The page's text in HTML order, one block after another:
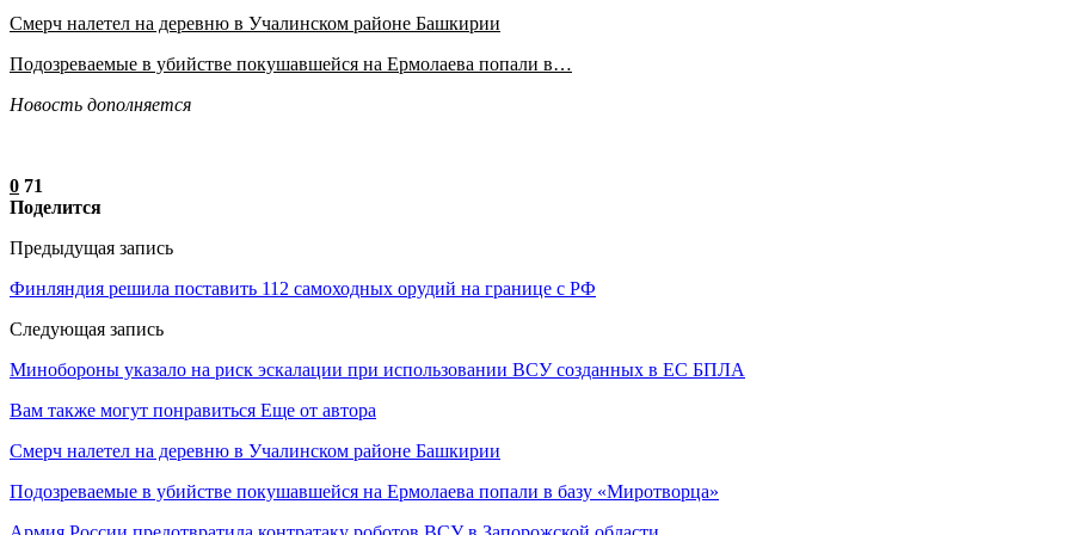
Смерч налетел на деревню в Учалинском районе Башкирии
Подозреваемые в убийстве покушавшейся на Ермолаева попали в…
Новость дополняется
0 71
Поделится
Предыдущая запись
Финляндия решила поставить 112 самоходных орудий на границе с РФ
Следующая запись
Минобороны указало на риск эскалации при использовании ВСУ созданных в ЕС БПЛА
Вам также могут понравиться Еще от автора
Смерч налетел на деревню в Учалинском районе Башкирии
Подозреваемые в убийстве покушавшейся на Ермолаева попали в базу «Миротворца»